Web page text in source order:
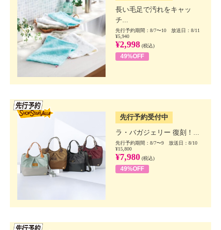
長い毛足で汚れをキャッ
チ...
先行予約期間：8/7〜10 放送日：8/11
¥5,940
¥2,998 (税込)
49%OFF
先行予約受付中
ラ・バガジェリー 復刻！...
先行予約期間：8/7〜9 放送日：8/10
¥15,800
¥7,980 (税込)
49%OFF